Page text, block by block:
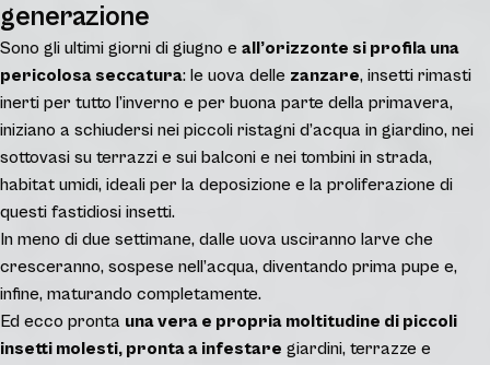
generazione
Sono gli ultimi giorni di giugno e all’orizzonte si profila una
pericolosa seccatura: le uova delle zanzare, insetti rimasti
inerti per tutto l’inverno e per buona parte della primavera,
iniziano a schiudersi nei piccoli ristagni d’acqua in giardino, nei
sottovasi su terrazzi e sui balconi e nei tombini in strada,
habitat umidi, ideali per la deposizione e la proliferazione di
questi fastidiosi insetti.
In meno di due settimane, dalle uova usciranno larve che
cresceranno, sospese nell’acqua, diventando prima pupe e,
infine, maturando completamente.
Ed ecco pronta una vera e propria moltitudine di piccoli
insetti molesti, pronta a infestare giardini, terrazze e